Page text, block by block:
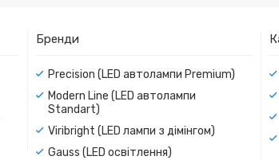
Бренди
Precision (LED автолампи Premium)
Modern Line (LED автолампи
Standart)
Viribright (LED лампи з дімінгом)
Gauss (LED освітлення)